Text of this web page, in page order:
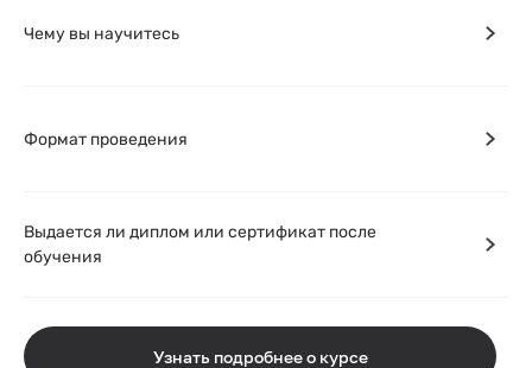
Чему вы научитесь
Формат проведения
Выдается ли диплом или сертификат после
обучения
Узнать подробнее о курсе